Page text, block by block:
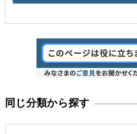
同じ分類から探す